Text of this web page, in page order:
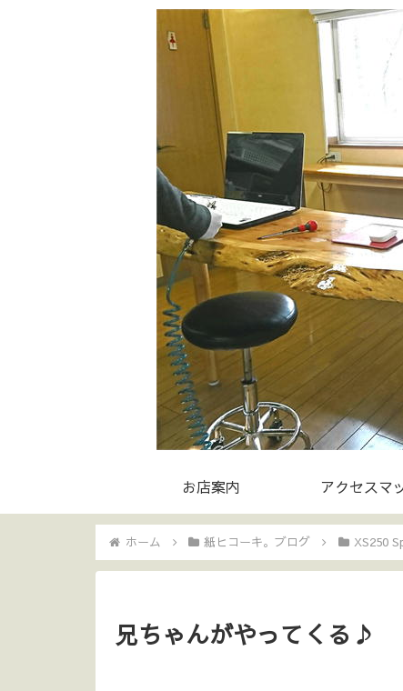
お店案内 アクセスマ
ホーム 紙ヒコーキ。ブログ XS250
兄ちゃんがやってくる♪